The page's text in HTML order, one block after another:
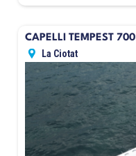
CAPELLI TEMPEST 700
La Ciotat